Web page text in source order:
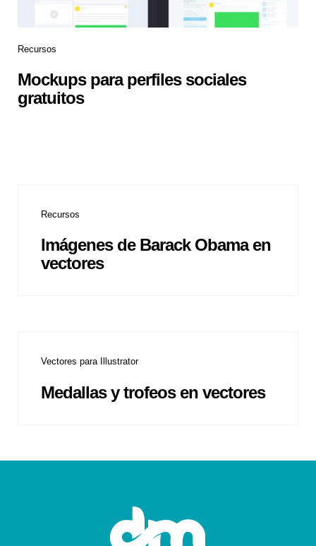
Recursos
Mockups para perfiles sociales
gratuitos
Recursos
Imágenes de Barack Obama en
vectores
Vectores para Illustrator
Medallas y trofeos en vectores